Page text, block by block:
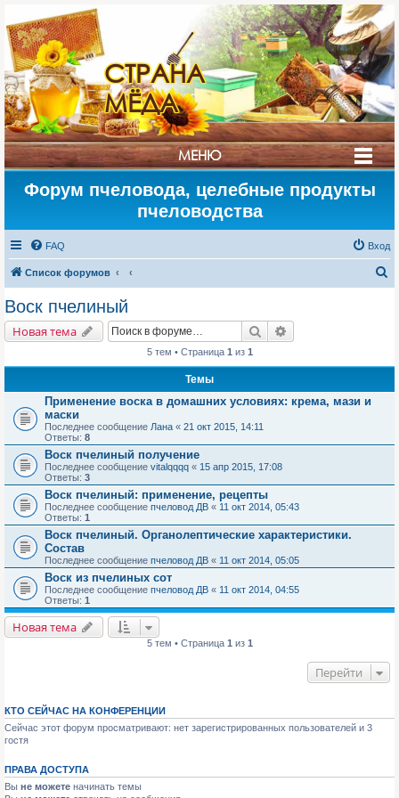
СТРАНА
МЁДА
МЕНЮ
Форум пчеловода, целебные продукты
пчеловодства
FAQ Вход
Список форумов
Воск пчелиный
Новая тема Поиск
5 тем • Страница 1 из 1
Темы
Применение воска в домашних условиях: крема, мази и
маски
Последнее сообщение Лана « 21 окт 2015, 14:11
Ответы: 8
Воск пчелиный получение
Последнее сообщение vitalqqqq « 15 апр 2015, 17:08
Ответы: 3
Воск пчелиный: применение, рецепты
Последнее сообщение пчеловод ДВ « 11 окт 2014, 05:43
Ответы: 1
Воск пчелиный. Органолептические характеристики.
Состав
Последнее сообщение пчеловод ДВ « 11 окт 2014, 05:05
Воск из пчелиных сот
Последнее сообщение пчеловод ДВ « 11 окт 2014, 04:55
Ответы: 1
Новая тема
5 тем • Страница 1 из 1
Перейти
КТО СЕЙЧАС НА КОНФЕРЕНЦИИ
Сейчас этот форум просматривают: нет зарегистрированных пользователей и 3
гостя
ПРАВА ДОСТУПА
Вы не можете начинать темы